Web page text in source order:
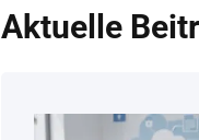
Aktuelle